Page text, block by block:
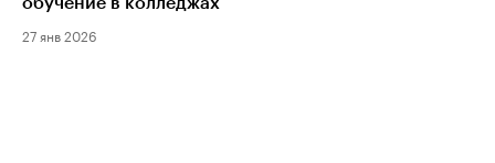
27 янв 2026